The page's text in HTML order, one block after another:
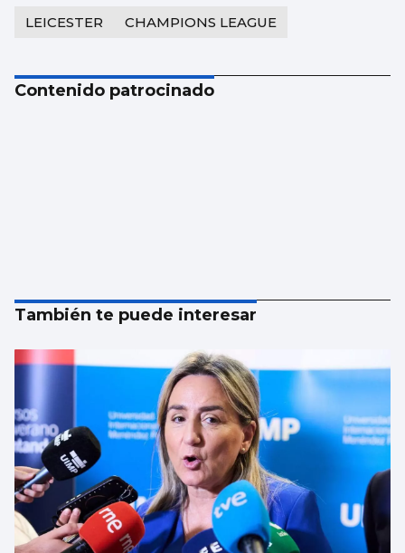
LEICESTER CHAMPIONS LEAGUE
Contenido patrocinado
También te puede interesar